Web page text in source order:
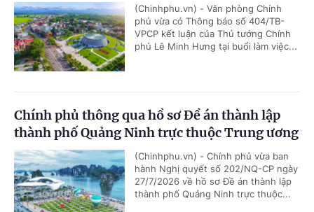
(Chinhphu.vn) - Văn phòng Chính
phủ vừa có Thông báo số 404/TB-
VPCP kết luận của Thủ tướng Chính
phủ Lê Minh Hưng tại buổi làm việc...
Chính phủ thông qua hồ sơ Đề án thành lập
thành phố Quảng Ninh trực thuộc Trung ương
(Chinhphu.vn) - Chính phủ vừa ban
hành Nghị quyết số 202/NQ-CP ngày
27/7/2026 về hồ sơ Đề án thành lập
thành phố Quảng Ninh trực thuộc...